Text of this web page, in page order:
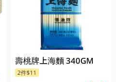
壽桃牌上海麵 340GM
2件$11